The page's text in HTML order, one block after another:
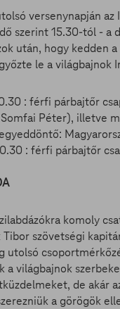
versenynapján az
szerint 15.30-tól - a
után, hogy kedden
le a világbajnok
: férfi párbajtőr
Péter), illetve
: férfi párbajtőr
komoly
Tibor szövetségi
utolsó
a világbajnok
de akár
a görögök